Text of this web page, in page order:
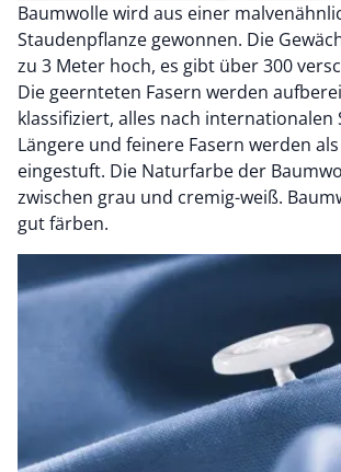
Baumwolle wird aus einer
Staudenpflanze gewonnen. Die
zu 3 Meter hoch, es gibt über 300
Die geernteten Fasern werden
klassifiziert, alles nach internationalen
Längere und feinere Fasern werden
eingestuft. Die Naturfarbe der
zwischen grau und cremig-weiß.
gut färben.